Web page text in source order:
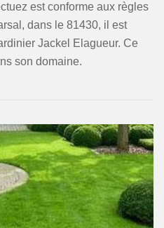
est conforme aux règles
dans le 81430, il est
Jackel Elagueur. Ce
son domaine.